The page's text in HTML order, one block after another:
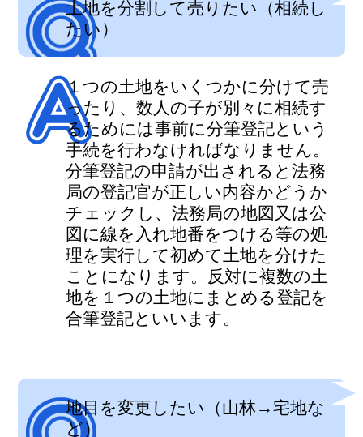
土地を分割して売りたい（相続し
たい）
１つの土地をいくつかに分けて売
ったり、数人の子が別々に相続す
るためには事前に分筆登記という
手続を行わなければなりません。
分筆登記の申請が出されると法務
局の登記官が正しい内容かどうか
チェックし、法務局の地図又は公
図に線を入れ地番をつける等の処
理を実行して初めて土地を分けた
ことになります。反対に複数の土
地を１つの土地にまとめる登記を
合筆登記といいます。
地目を変更したい（山林→宅地な
ど）